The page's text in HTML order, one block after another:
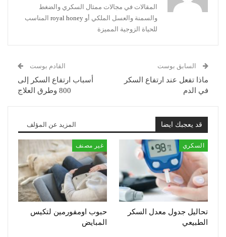
المقالات في مجالات ممثال السكري والضغط
والسمنة والعسل الملكي أو royal honey المناسب
للحياة الزوجية المميزة
السابق بوست
ماذا تفعل عند ارتفاع السكر
في الدم
القادم بوست
أسباب ارتفاع السكر إلى
800 وطرق العلاج
قد يعجبك ايضا المزيد عن المؤلف
السكري
تحاليل جدول معدل السكر
الطبيعي
غير مصنف
حبوب اومفورمين لتكيس
المبايض